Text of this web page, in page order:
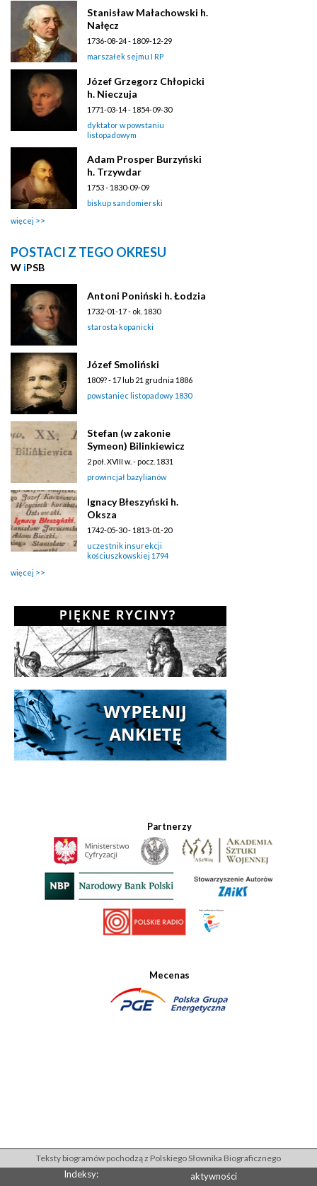
Stanisław Małachowski h.
Nałęcz
1736-08-24 - 1809-12-29
marszałek sejmu I RP
Józef Grzegorz Chłopicki
h. Nieczuja
1771-03-14 - 1854-09-30
dyktator w powstaniu
listopadowym
Adam Prosper Burzyński
h. Trzywdar
1753 - 1830-09-09
biskup sandomierski
więcej
POSTACI Z TEGO OKRESU
W iPSB
Antoni Poniński h. Łodzia
1732-01-17 - ok. 1830
starosta kopanicki
Józef Smoliński
1809? - 17 lub 21 grudnia 1886
powstaniec listopadowy 1830
Stefan (w zakonie
Symeon) Bilinkiewicz
2 poł. XVIII w. - pocz. 1831
prowincjał bazylianów
Ignacy Błeszyński h.
Oksza
1742-05-30 - 1813-01-20
uczestnik insurekcji
kościuszkowskiej 1794
więcej
Partnerzy
Mecenas
Teksty biogramów pochodzą z Polskiego Słownika Biograficznego
Indeksy: aktywności